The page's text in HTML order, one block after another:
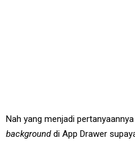
Nah yang menjadi
backgrounddi App Drawer